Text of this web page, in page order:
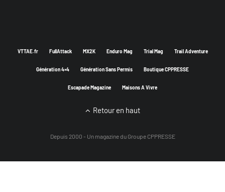
VTTAE.fr FullAttack MX2K Enduro Mag Trial Mag Trail Adventure
Génération 4×4 Génération Sans Permis Boutique CPPRESSE
Escapade Magazine Maisons A Vivre
Retour en haut
Depuis 2000 - Un magazine du Groupe CPPRESSE